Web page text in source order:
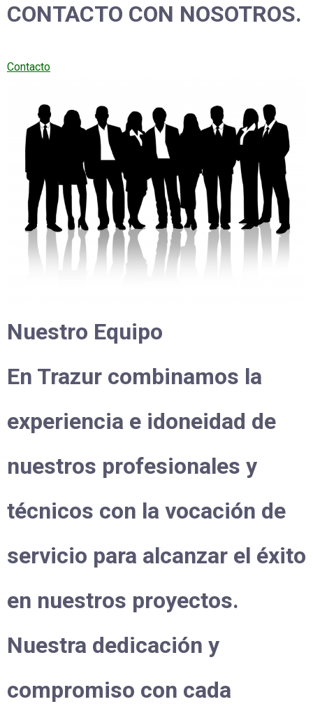
CONTACTO CON NOSOTROS.
Contacto
Nuestro Equipo
En Trazur combinamos la
experiencia e idoneidad de
nuestros profesionales y
técnicos con la vocación de
servicio para alcanzar el éxito
en nuestros proyectos.
Nuestra dedicación y
compromiso con cada